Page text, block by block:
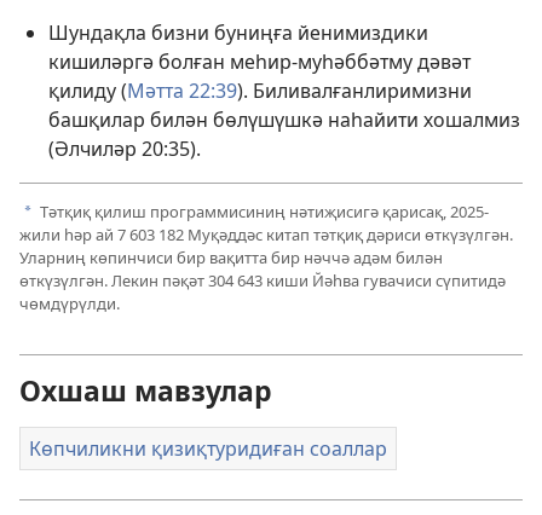
Шундақла бизни буниңға йенимиздики
кишиләргә болған меһир-муһәббәтму дәвәт
қилиду (Мәтта 22:39). Биливалғанлиримизни
башқилар билән бөлүшүшкә наһайити хошалмиз
(Әлчиләр 20:35).
a Тәтқиқ қилиш программисиниң нәтиҗисигә қарисақ,2025-
жили һәр ай 7 603 182 Муқәддәс китап тәтқиқ дәриси өткүзүлгән.
Уларниң көпинчиси бир вақитта бир нәччә адәм билән
өткүзүлгән. Лекин пәқәт304 643 киши Йәһва гувачиси сүпитидә
чөмдүрүлди.
Охшаш мавзулар
Көпчиликни қизиқтуридиған соаллар